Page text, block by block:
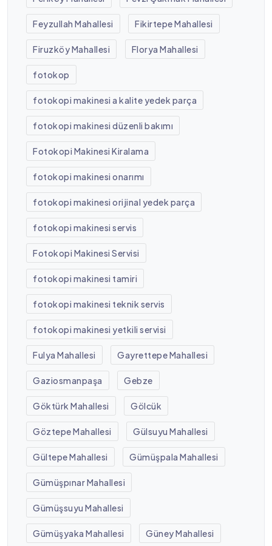
Feyzullah Mahallesi Fikirtepe Mahallesi
Firuzköy Mahallesi Florya Mahallesi
fotokop
fotokopi makinesi a kalite yedek parça
fotokopi makinesi düzenli bakımı
Fotokopi Makinesi Kiralama
fotokopi makinesi onarımı
fotokopi makinesi orijinal yedek parça
fotokopi makinesi servis
Fotokopi Makinesi Servisi
fotokopi makinesi tamiri
fotokopi makinesi teknik servis
fotokopi makinesi yetkili servisi
Fulya Mahallesi Gayrettepe Mahallesi
Gaziosmanpaşa Gebze
Göktürk Mahallesi Gölcük
Göztepe Mahallesi Gülsuyu Mahallesi
Gültepe Mahallesi Gümüşpala Mahallesi
Gümüşpınar Mahallesi
Gümüşsuyu Mahallesi
Gümüşyaka Mahallesi Güney Mahallesi